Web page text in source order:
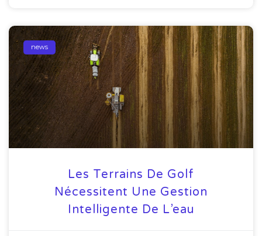
news
Les Terrains De Golf
Nécessitent Une Gestion
Intelligente De L’eau